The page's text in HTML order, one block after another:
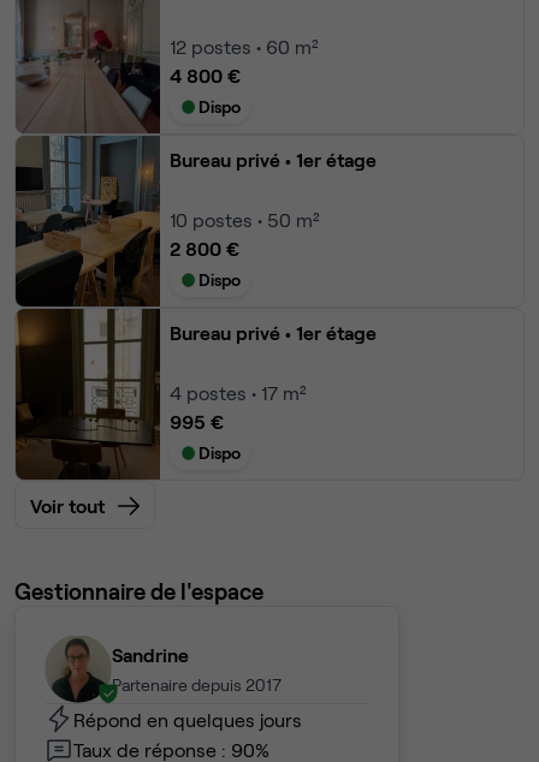
12 postes • 60 m²
4 800 €
Dispo
Bureau privé • 1er étage
10 postes • 50 m²
2 800 €
Dispo
Bureau privé • 1er étage
4 postes • 17 m²
995 €
Dispo
Voir tout
Gestionnaire de l'espace
Sandrine
Partenaire depuis 2017
Répond en quelques jours
Taux de réponse : 90%